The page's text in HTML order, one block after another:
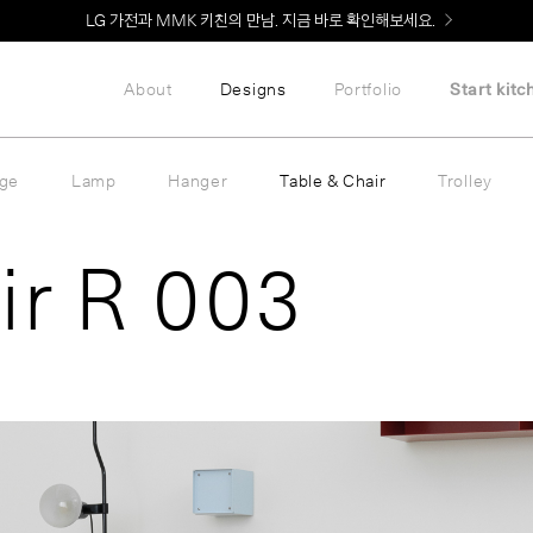
LG 가전과 MMK 키친의 만남. 지금 바로 확인해보세요.
About Designs Portfolio Start
Lamp Hanger Table & Chair Trolley
R 003